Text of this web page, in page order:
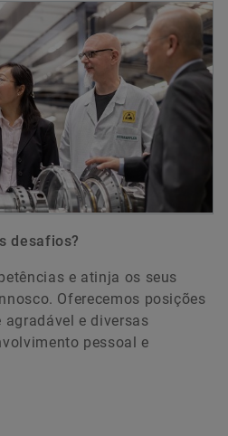
desafios?
e atinja os seus
Oferecemos posições
e diversas
pessoal e